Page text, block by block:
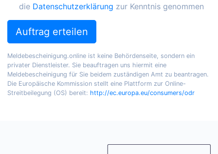
die Datenschutzerklärung zur Kenntnis genommen
Auftrag erteilen
Meldebescheinigung.online ist keine Behördenseite, sondern ein
privater Dienstleister. Sie beauftragen uns hiermit eine
Meldebescheinigung für Sie beidem zuständigen Amt zu beantragen.
Die Europäische Kommission stellt eine Plattform zur Online-
Streitbeilegung (OS) bereit: http://ec.europa.eu/consumers/odr